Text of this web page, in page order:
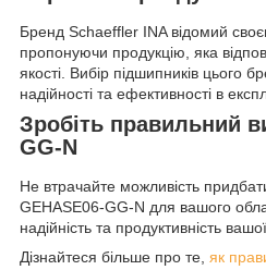
Бренд Schaeffler INA відомий
пропонуючи продукцію, яка
якості. Вибір підшипників цього
надійності та ефективності в
Зробіть правильний
GG-N
Не втрачайте можливість
GEHASE06-GG-N для вашого
надійність та продуктивність вашої
Дізнайтеся більше про те, як